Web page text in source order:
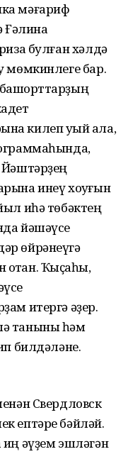
мәғариф
булған хәлдә
мөмкинлеге бар.
килеп уҡый ала,
Йәштәрҙең
инеү хоҡуғын
иһә төбәктең
йәшәүсе
өйрәнеүгә
Ҡыҫҡаһы,
итергә әҙер.
таныны һәм
билдәләне.
Свердловск
ептәре бәйләй.
иң әүҙем эшләгән